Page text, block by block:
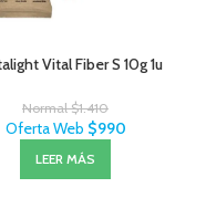
Vital Fiber S 10g 1u
Normal$1.410
Oferta Web $990
LEER MÁS